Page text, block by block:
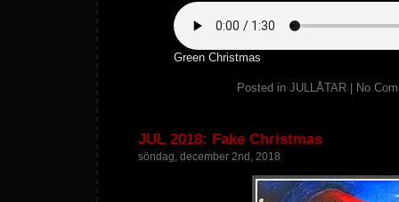
Green Christmas
Posted in JULLÅTAR | No
JUL 2018: Fake Christmas
söndag, december 2nd, 2018